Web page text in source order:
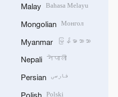
Malay Bahasa Melayu
Mongolian Монгол
Myanmar မြန်မာဘာသာ
Nepali नेपाली
Persian فارسی
Polish Polski